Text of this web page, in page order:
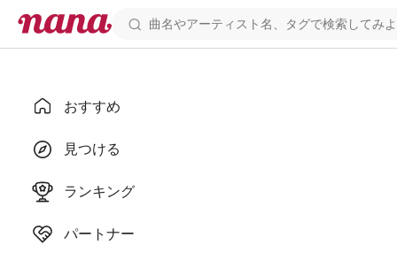
おすすめ
見つける
ランキング
パートナー